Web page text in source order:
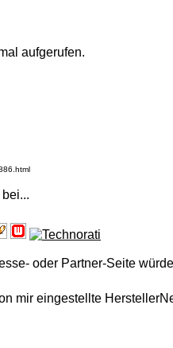
aufgerufen.
...
oder Partner-Seite
mir eingestellte